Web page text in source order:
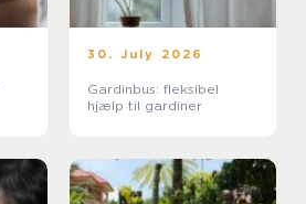
30. July 2026
Gardinbus: fleksibel
hjælp til gardiner